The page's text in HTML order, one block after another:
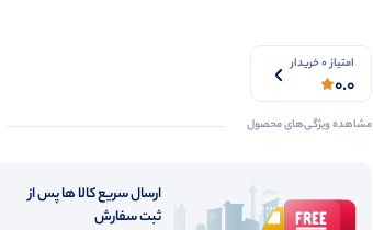
امتیاز 0 خریدار
0.0
مشاهده ویژگی‌های محصول
ارسال سریع کالا ها پس از
ثبت سفارش